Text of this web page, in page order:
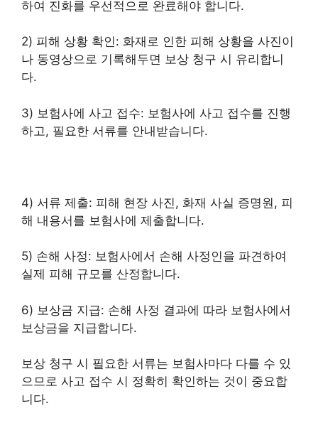
하여 진화를 우선적으로 완료해야 합니다.
2) 피해 상황 확인: 화재로 인한 피해 상황을 사진이
나 동영상으로 기록해두면 보상 청구 시 유리합니
다.
3) 보험사에 사고 접수: 보험사에 사고 접수를 진행
하고, 필요한 서류를 안내받습니다.
4) 서류 제출: 피해 현장 사진, 화재 사실 증명원, 피
해 내용서를 보험사에 제출합니다.
5) 손해 사정: 보험사에서 손해 사정인을 파견하여
실제 피해 규모를 산정합니다.
6) 보상금 지급: 손해 사정 결과에 따라 보험사에서
보상금을 지급합니다.
보상 청구 시 필요한 서류는 보험사마다 다를 수 있
으므로 사고 접수 시 정확히 확인하는 것이 중요합
니다.